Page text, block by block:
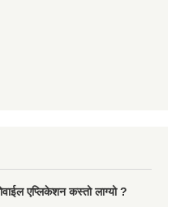
एप्लिकेशन कस्तो लाग्यो ?